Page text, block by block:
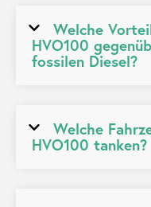
Welche
HVO100
fossilen Diesel?
Welche
HVO100 tanken?